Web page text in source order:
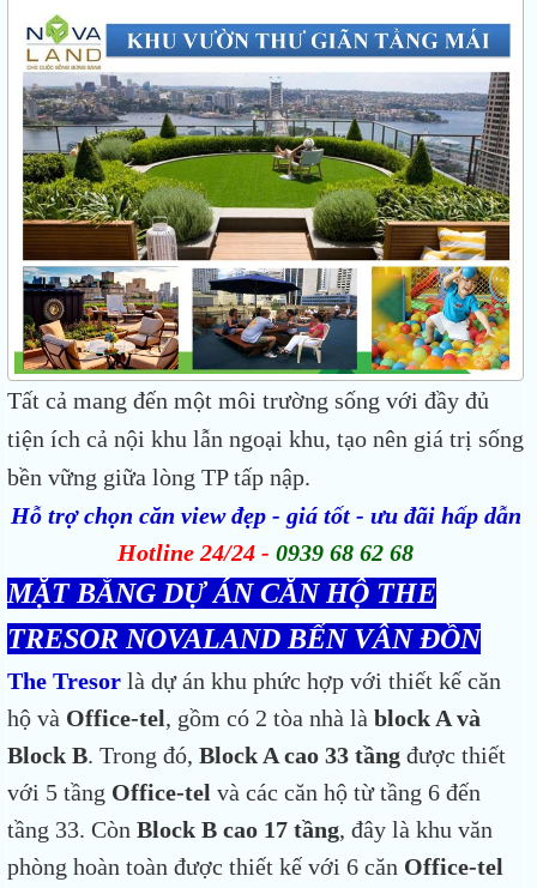
Tất cả mang đến một môi trường sống với đầy đủ
tiện ích cả nội khu lẫn ngoại khu, tạo nên giá trị sống
bền vững giữa lòng TP tấp nập.
Hỗ trợ chọn căn view đẹp - giá tốt - ưu đãi hấp dẫn
Hotline 24/24 - 0939 68 62 68
MẶT BẰNG DỰ ÁN CĂN HỘ THE
TRESOR NOVALAND BẾN VÂN ĐỒN
The Tresor là dự án khu phức hợp với thiết kế căn
hộ và Office-tel, gồm có 2 tòa nhà là block A và
Block B. Trong đó, Block A cao 33 tầng được thiết
với 5 tầng Office-tel và các căn hộ từ tầng 6 đến
tầng 33. Còn Block B cao 17 tầng, đây là khu văn
phòng hoàn toàn được thiết kế với 6 căn Office-tel